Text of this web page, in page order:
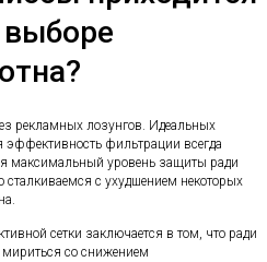
рекламных лозунгов. Идеальных
эффективность фильтрации всегда
максимальный уровень защиты ради
с ухудшением некоторых
сетки заключается в том, что ради
со снижением